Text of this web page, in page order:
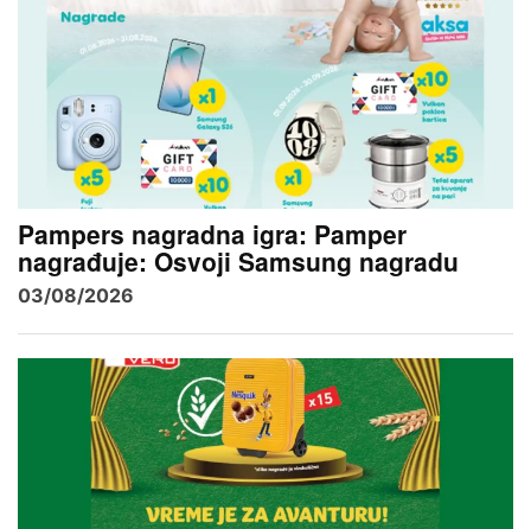
Pampers nagradna igra: Pamper
nagrađuje: Osvoji Samsung nagradu
03/08/2026